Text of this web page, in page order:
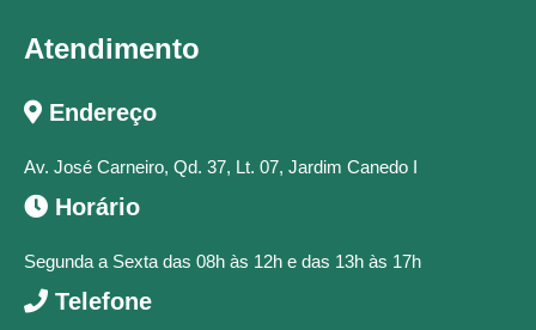
Atendimento
Endereço
Av. José Carneiro, Qd. 37, Lt. 07, Jardim Canedo I
Horário
Segunda a Sexta das 08h às 12h e das 13h às 17h
Telefone